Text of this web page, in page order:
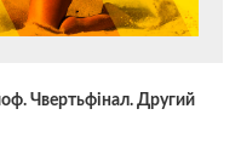
Чвертьфінал. Другий